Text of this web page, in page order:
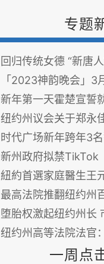
专题
回归传统女德 “新唐
「2023神韵晚会」3
新年第一天霍楚宣誓
纽约州议会关于郑永
时代广场新年跨年3
新州政府拟禁TikTok
紐約首選家庭醫生王
最高法院推翻纽约州
堕胎权激起纽约州长
纽约州高等法院法官：
一周点